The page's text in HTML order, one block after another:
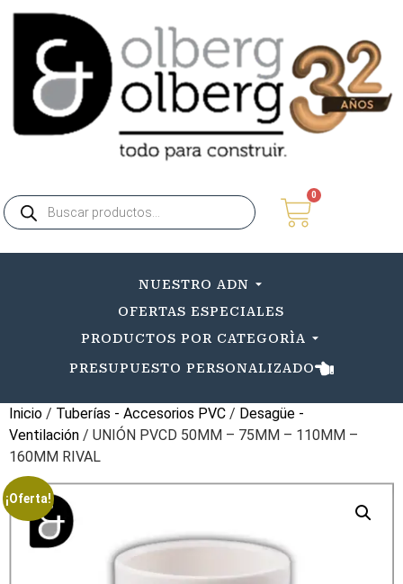
0
NUESTRO ADN
OFERTAS ESPECIALES
PRODUCTOS POR CATEGORÌA
PRESUPUESTO PERSONALIZADO
Inicio / Tuberías - Accesorios PVC / Desagüe -
Ventilación / UNIÓN PVCD 50MM – 75MM – 110MM –
160MM RIVAL
¡Oferta!